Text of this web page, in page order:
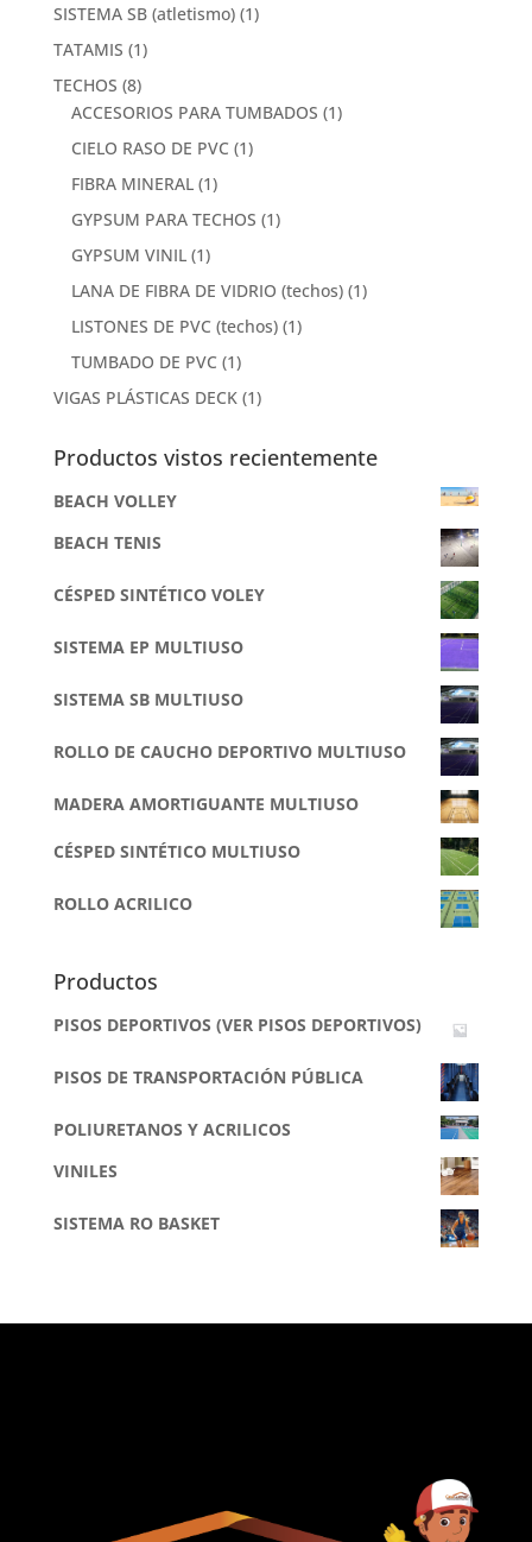
SISTEMA SB (atletismo) (1)
TATAMIS (1)
TECHOS (8)
ACCESORIOS PARA TUMBADOS (1)
CIELO RASO DE PVC (1)
FIBRA MINERAL (1)
GYPSUM PARA TECHOS (1)
GYPSUM VINIL (1)
LANA DE FIBRA DE VIDRIO (techos) (1)
LISTONES DE PVC (techos) (1)
TUMBADO DE PVC (1)
VIGAS PLÁSTICAS DECK (1)
Productos vistos recientemente
BEACH VOLLEY
BEACH TENIS
CÉSPED SINTÉTICO VOLEY
SISTEMA EP MULTIUSO
SISTEMA SB MULTIUSO
ROLLO DE CAUCHO DEPORTIVO MULTIUSO
MADERA AMORTIGUANTE MULTIUSO
CÉSPED SINTÉTICO MULTIUSO
ROLLO ACRILICO
Productos
PISOS DEPORTIVOS (VER PISOS DEPORTIVOS)
PISOS DE TRANSPORTACIÓN PÚBLICA
POLIURETANOS Y ACRILICOS
VINILES
SISTEMA RO BASKET